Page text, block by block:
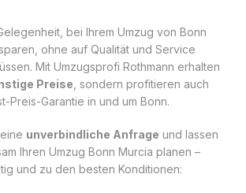
bei Ihrem Umzug von Bonn
ohne auf Qualität und Service
Mit Umzugsprofi Rothmann erhalten
Preise , sondern profitieren auch
Preis-Garantie in und um Bonn.
unverbindliche Anfrage und lassen
Ihren Umzug Bonn Murcia planen –
und zu den besten Konditionen: